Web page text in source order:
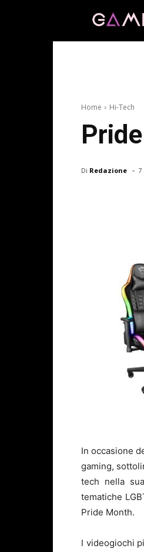
Home Hi-Tech
Di Redazione - 7
In occasione
gaming,
tech nella
tematiche
Pride Month.
I videogiochi